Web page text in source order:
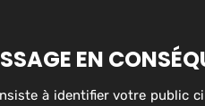
EN
à identifier votre public